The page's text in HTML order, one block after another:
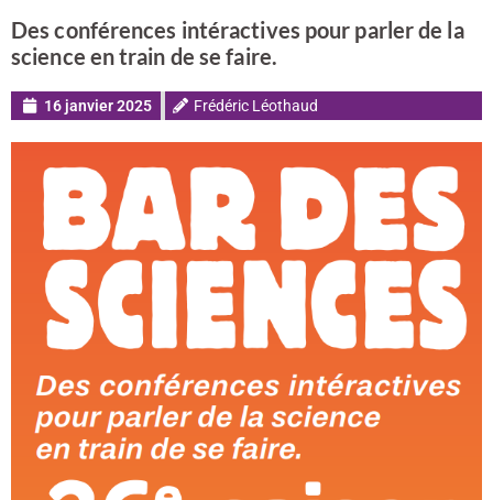
Des conférences intéractives pour parler de la
science en train de se faire.
16 janvier 2025 Frédéric Léothaud